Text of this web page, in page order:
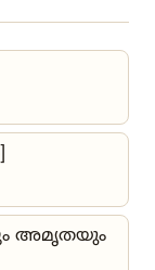
അമൃതയും